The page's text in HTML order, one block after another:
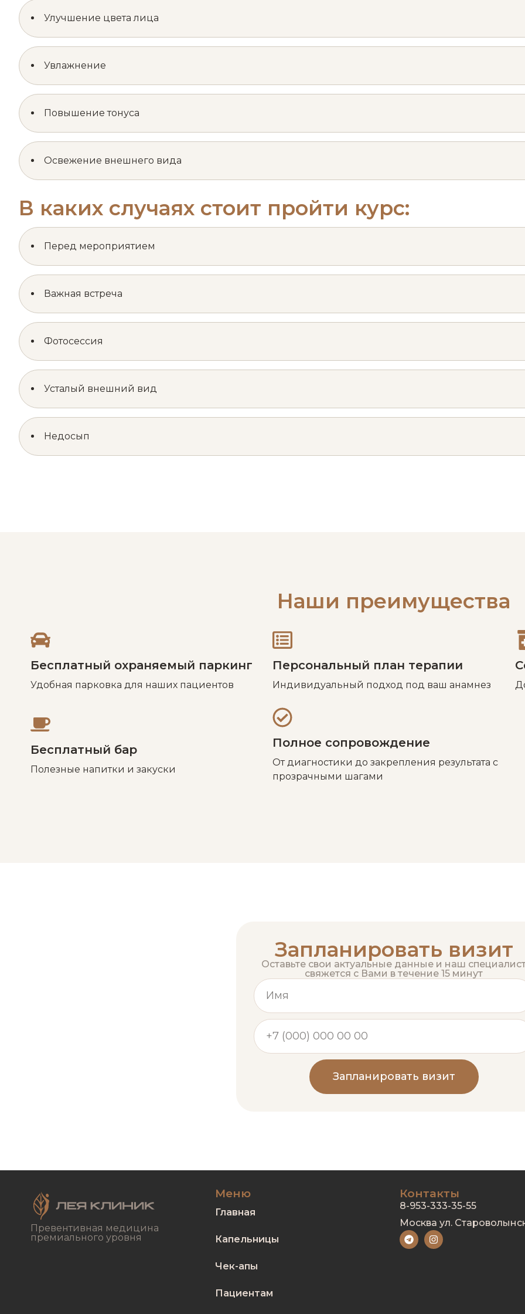
Улучшение цвета лица
Увлажнение
Повышение тонуса
Освежение внешнего вида
В каких случаях стоит пройти курс:
Перед мероприятием
Важная встреча
Фотосессия
Усталый внешний вид
Недосып
Наши преимущества
Бесплатный охраняемый паркинг
Удобная парковка для наших пациентов
Персональный план терапии
Индивидуальный подход под ваш анамнез
Бесплатный бар
Полезные напитки и закуски
Полное сопровождение
От диагностики до закрепления результата с
прозрачными шагами
Запланировать визит
Оставьте свои актуальные данные и наш
свяжется с Вами в течение 15 минут
Запланировать визит
Превентивная медицина
премиального уровня
Меню
Главная
Капельницы
Чек-апы
Пациентам
Контакты
8-953-333-35-55
Москва ул.